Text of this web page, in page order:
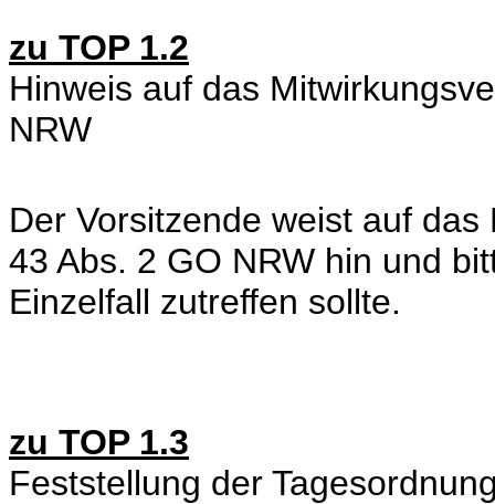
zu TOP 1.2
Hinweis auf das
NRW
Der Vorsitzende weist auf
43 Abs. 2 GO NRW hin und
Einzelfall zutreffen sollte.
zu TOP 1.3
Feststellung der